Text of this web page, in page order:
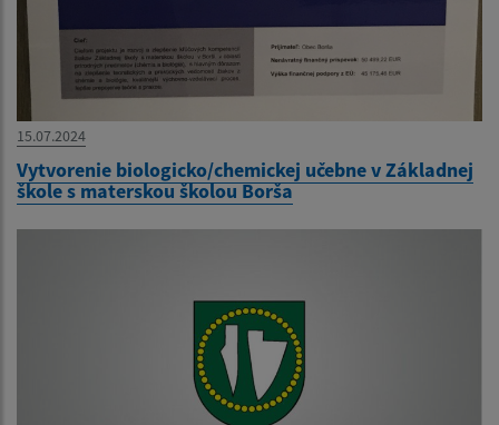
15.07.2024
Vytvorenie biologicko/chemickej učebne v Základnej
škole s materskou školou Borša